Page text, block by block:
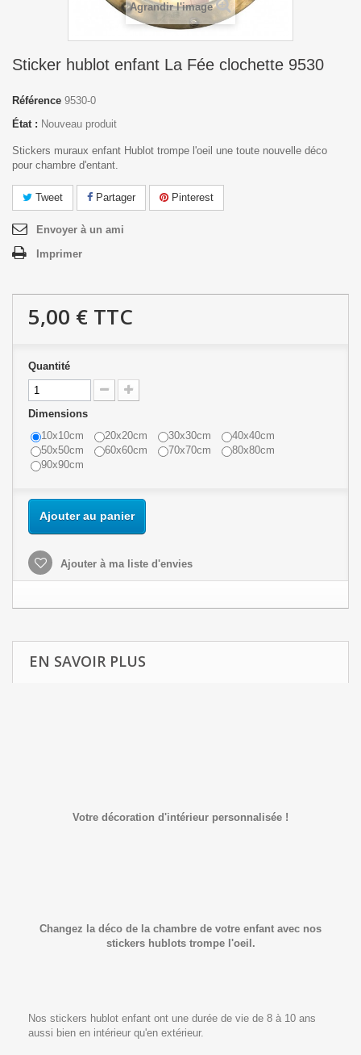
Agrandir l'image
Sticker hublot enfant La Fée clochette 9530
Référence 9530-0
État : Nouveau produit
Stickers muraux enfant Hublot trompe l'oeil une toute nouvelle déco
pour chambre d'entant.
Tweet Partager Pinterest
Envoyer à un ami
Imprimer
5,00 € TTC
Quantité
Dimensions
10x10cm
20x20cm 30x30cm
40x40cm
50x50cm
60x60cm 70x70cm
80x80cm
90x90cm
Ajouter au panier
Ajouter à ma liste d'envies
EN SAVOIR PLUS
Votre décoration d'intérieur personnalisée !
Changez la déco de la chambre de votre enfant avec nos
stickers hublots trompe l'oeil.
Nos stickers hublot enfant ont une durée de vie de 8 à 10 ans
aussi bien en intérieur qu'en extérieur.